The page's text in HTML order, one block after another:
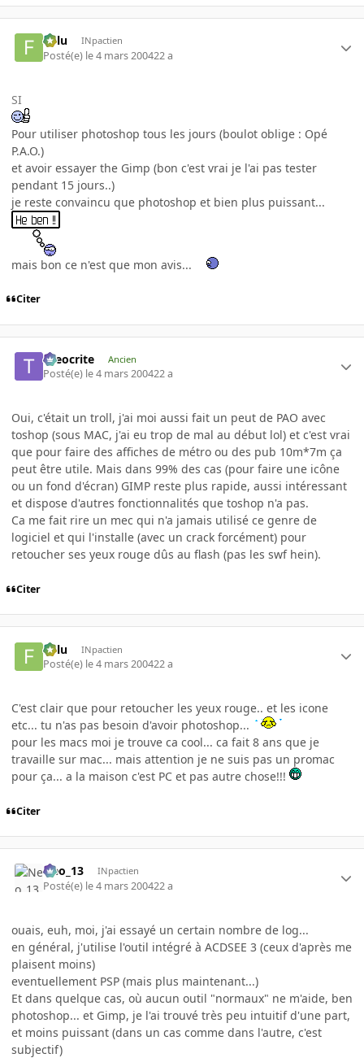
Fulu INpactien
Posté(e) le 4 mars 200422 a
SI
Pour utiliser photoshop tous les jours (boulot oblige : Opé
P.A.O.)
et avoir essayer the Gimp (bon c'est vrai je l'ai pas tester
pendant 15 jours..)
je reste convaincu que photoshop et bien plus puissant...
mais bon ce n'est que mon avis...
Citer
theocrite Ancien
Posté(e) le 4 mars 200422 a
Oui, c'était un troll, j'ai moi aussi fait un peut de PAO avec
toshop (sous MAC, j'ai eu trop de mal au début lol) et c'est vrai
que pour faire des affiches de métro ou des pub 10m*7m ça
peut être utile. Mais dans 99% des cas (pour faire une icône
ou un fond d'écran) GIMP reste plus rapide, aussi intéressant
et dispose d'autres fonctionnalités que toshop n'a pas.
Ca me fait rire un mec qui n'a jamais utilisé ce genre de
logiciel et qui l'installe (avec un crack forcément) pour
retoucher ses yeux rouge dûs au flash (pas les swf hein).
Citer
Fulu INpactien
Posté(e) le 4 mars 200422 a
C'est clair que pour retoucher les yeux rouge.. et les icone
etc... tu n'as pas besoin d'avoir photoshop...
pour les macs moi je trouve ca cool... ca fait 8 ans que je
travaille sur mac... mais attention je ne suis pas un promac
pour ça... a la maison c'est PC et pas autre chose!!!
Citer
Neo_13 INpactien
Posté(e) le 4 mars 200422 a
ouais, euh, moi, j'ai essayé un certain nombre de log...
en général, j'utilise l'outil intégré à ACDSEE 3 (ceux d'après me
plaisent moins)
eventuellement PSP (mais plus maintenant...)
Et dans quelque cas, où aucun outil "normaux" ne m'aide, ben
photoshop... et Gimp, je l'ai trouvé très peu intuitif d'une part,
et moins puissant (dans un cas comme dans l'autre, c'est
subjectif)